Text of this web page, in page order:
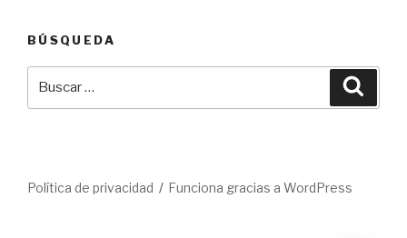
BÚSQUEDA
Política de privacidad Funciona gracias a WordPress